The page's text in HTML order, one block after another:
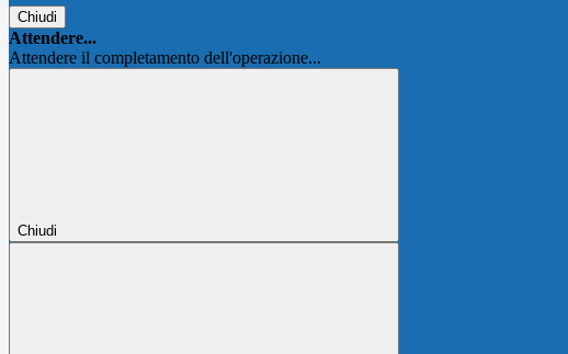
Chiudi
Attendere...
Attendere il completamento dell'operazione...
Chiudi